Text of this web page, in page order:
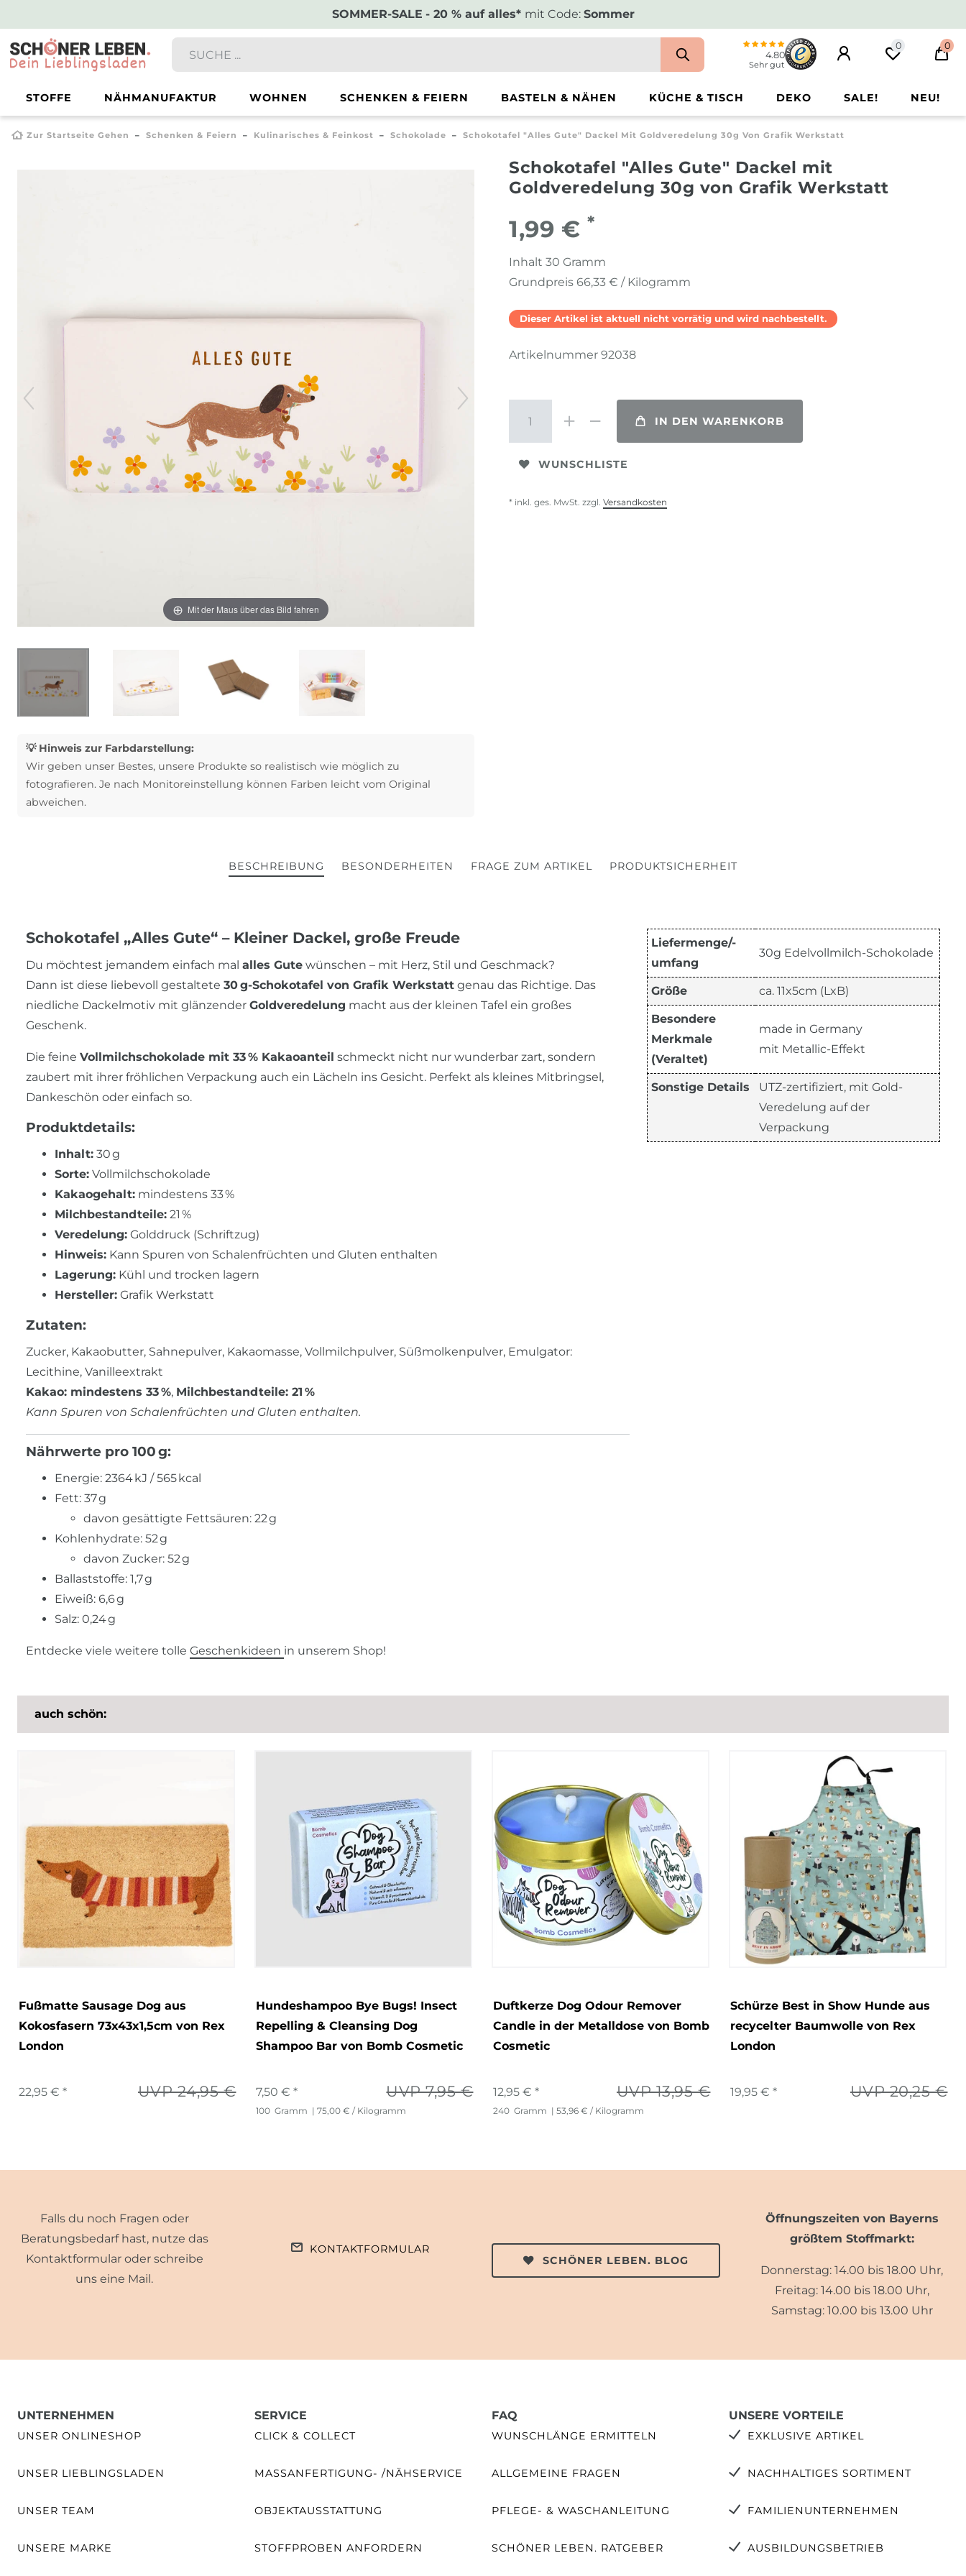
SOMMER-SALE - 20 % auf alles* mit Code: Sommer
4.80
Sehr gut
0 0
STOFFE NÄHMANUFAKTUR WOHNEN SCHENKEN & FEIERN BASTELN & NÄHEN KÜCHE & TISCH DEKO SALE! NEU!
Zur Startseite Gehen Schenken & Feiern Kulinarisches & Feinkost Schokolade Schokotafel "Alles Gute" Dackel Mit Goldveredelung 30g Von Grafik Werkstatt
Mit der Maus über das Bild fahren
💡 Hinweis zur Farbdarstellung:
Wir geben unser Bestes, unsere Produkte so realistisch wie möglich zu
fotografieren. Je nach Monitoreinstellung können Farben leicht vom Original
abweichen.
Schokotafel "Alles Gute" Dackel mit
Goldveredelung 30g von Grafik Werkstatt
1,99 € *
Inhalt 30 Gramm
Grundpreis 66,33 € / Kilogramm
Dieser Artikel ist aktuell nicht vorrätig und wird nachbestellt.
Artikelnummer 92038
IN DEN WARENKORB
WUNSCHLISTE
* inkl. ges. MwSt. zzgl. Versandkosten
BESCHREIBUNG BESONDERHEITEN FRAGE ZUM ARTIKEL PRODUKTSICHERHEIT
Schokotafel „Alles Gute“ – Kleiner Dackel, große Freude
Du möchtest jemandem einfach mal alles Gute wünschen – mit Herz, Stil und Geschmack?
Dann ist diese liebevoll gestaltete 30 g-Schokotafel von Grafik Werkstatt genau das Richtige. Das
niedliche Dackelmotiv mit glänzender Goldveredelung macht aus der kleinen Tafel ein großes
Geschenk.
Die feine Vollmilchschokolade mit 33 % Kakaoanteil schmeckt nicht nur wunderbar zart, sondern
zaubert mit ihrer fröhlichen Verpackung auch ein Lächeln ins Gesicht. Perfekt als kleines Mitbringsel,
Dankeschön oder einfach so.
Produktdetails:
Inhalt: 30 g
Sorte: Vollmilchschokolade
Kakaogehalt: mindestens 33 %
Milchbestandteile: 21 %
Veredelung: Golddruck (Schriftzug)
Hinweis: Kann Spuren von Schalenfrüchten und Gluten enthalten
Lagerung: Kühl und trocken lagern
Hersteller: Grafik Werkstatt
Zutaten:
Zucker, Kakaobutter, Sahnepulver, Kakaomasse, Vollmilchpulver, Süßmolkenpulver, Emulgator:
Lecithine, Vanilleextrakt
Kakao: mindestens 33 %, Milchbestandteile: 21 %
Kann Spuren von Schalenfrüchten und Gluten enthalten.
Nährwerte pro 100 g:
Energie: 2364 kJ / 565 kcal
Fett: 37 g
davon gesättigte Fettsäuren: 22 g
Kohlenhydrate: 52 g
davon Zucker: 52 g
Ballaststoffe: 1,7 g
Eiweiß: 6,6 g
Salz: 0,24 g
Entdecke viele weitere tolle Geschenkideen in unserem Shop!
Liefermenge/-
umfang
30g Edelvollmilch-Schokolade
Größe ca. 11x5cm (LxB)
Besondere
Merkmale
(Veraltet)
made in Germany
mit Metallic-Effekt
Sonstige Details
UTZ-zertifiziert, mit Gold-
Veredelung auf der
Verpackung
auch schön:
Fußmatte Sausage Dog aus
Kokosfasern 73x43x1,5cm von Rex
London
UVP 24,95 €
22,95 € *
Hundeshampoo Bye Bugs! Insect
Repelling & Cleansing Dog
Shampoo Bar von Bomb Cosmetic
UVP 7,95 €
7,50 € *
100 Gramm | 75,00 € / Kilogramm
Duftkerze Dog Odour Remover
Candle in der Metalldose von Bomb
Cosmetic
UVP 13,95 €
12,95 € *
240 Gramm | 53,96 € / Kilogramm
Schürze Best in Show Hunde aus
recycelter Baumwolle von Rex
London
UVP 20,25 €
19,95 € *
Falls du noch Fragen oder
Beratungsbedarf hast, nutze das
Kontaktformular oder schreibe
uns eine Mail.
KONTAKTFORMULAR
SCHÖNER LEBEN. BLOG
Öffnungszeiten von Bayerns
größtem Stoffmarkt:
Donnerstag: 14.00 bis 18.00 Uhr,
Freitag: 14.00 bis 18.00 Uhr,
Samstag: 10.00 bis 13.00 Uhr
UNTERNEHMEN
UNSER ONLINESHOP
UNSER LIEBLINGSLADEN
UNSER TEAM
UNSERE MARKE
SERVICE
CLICK & COLLECT
MASSANFERTIGUNG- /NÄHSERVICE
OBJEKTAUSSTATTUNG
STOFFPROBEN ANFORDERN
FAQ
WUNSCHLÄNGE ERMITTELN
ALLGEMEINE FRAGEN
PFLEGE- & WASCHANLEITUNG
SCHÖNER LEBEN. RATGEBER
UNSERE VORTEILE
EXKLUSIVE ARTIKEL
NACHHALTIGES SORTIMENT
FAMILIENUNTERNEHMEN
AUSBILDUNGSBETRIEB